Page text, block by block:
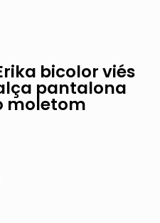
bicolor viés
pantalona
moletom